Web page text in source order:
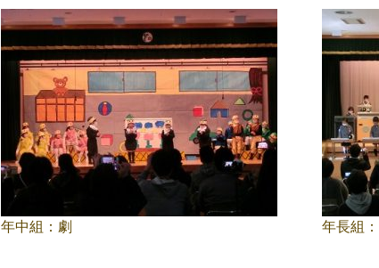
年中組：劇 年長組